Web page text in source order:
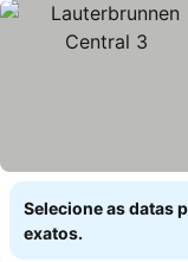
Selecione as datas
exatos.